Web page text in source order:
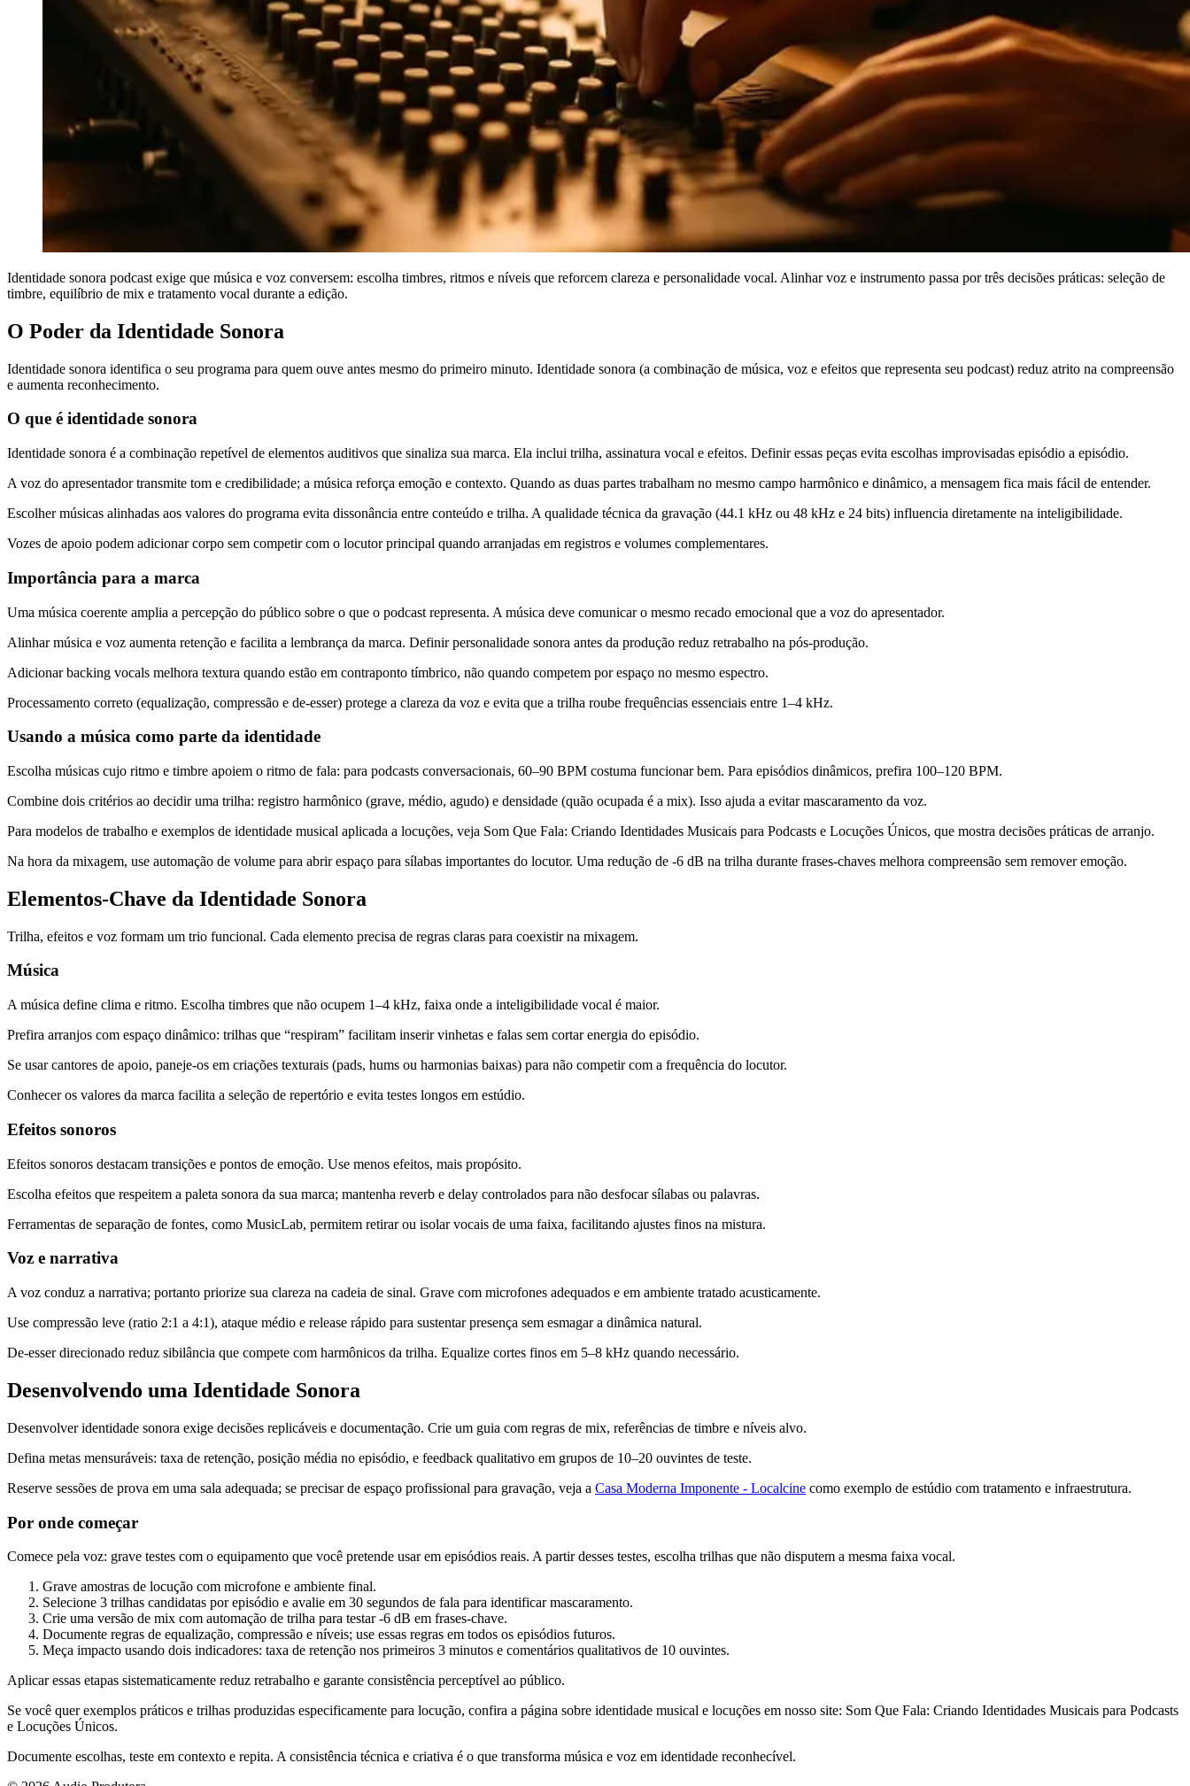
Identidade sonora podcast exige que música e voz conversem: escolha timbres, ritmos e níveis que reforcem clareza e personalidade vocal. Alinhar voz e instrumento passa por três decisões práticas: seleção de
timbre, equilíbrio de mix e tratamento vocal durante a edição.
O Poder da Identidade Sonora
Identidade sonora identifica o seu programa para quem ouve antes mesmo do primeiro minuto. Identidade sonora (a combinação de música, voz e efeitos que representa seu podcast) reduz atrito na compreensão
e aumenta reconhecimento.
O que é identidade sonora
Identidade sonora é a combinação repetível de elementos auditivos que sinaliza sua marca. Ela inclui trilha, assinatura vocal e efeitos. Definir essas peças evita escolhas improvisadas episódio a episódio.
A voz do apresentador transmite tom e credibilidade; a música reforça emoção e contexto. Quando as duas partes trabalham no mesmo campo harmônico e dinâmico, a mensagem fica mais fácil de entender.
Escolher músicas alinhadas aos valores do programa evita dissonância entre conteúdo e trilha. A qualidade técnica da gravação (44.1 kHz ou 48 kHz e 24 bits) influencia diretamente na inteligibilidade.
Vozes de apoio podem adicionar corpo sem competir com o locutor principal quando arranjadas em registros e volumes complementares.
Importância para a marca
Uma música coerente amplia a percepção do público sobre o que o podcast representa. A música deve comunicar o mesmo recado emocional que a voz do apresentador.
Alinhar música e voz aumenta retenção e facilita a lembrança da marca. Definir personalidade sonora antes da produção reduz retrabalho na pós‑produção.
Adicionar backing vocals melhora textura quando estão em contraponto tímbrico, não quando competem por espaço no mesmo espectro.
Processamento correto (equalização, compressão e de‑esser) protege a clareza da voz e evita que a trilha roube frequências essenciais entre 1–4 kHz.
Usando a música como parte da identidade
Escolha músicas cujo ritmo e timbre apoiem o ritmo de fala: para podcasts conversacionais, 60–90 BPM costuma funcionar bem. Para episódios dinâmicos, prefira 100–120 BPM.
Combine dois critérios ao decidir uma trilha: registro harmônico (grave, médio, agudo) e densidade (quão ocupada é a mix). Isso ajuda a evitar mascaramento da voz.
Para modelos de trabalho e exemplos de identidade musical aplicada a locuções, veja Som Que Fala: Criando Identidades Musicais para Podcasts e Locuções Únicos, que mostra decisões práticas de arranjo.
Na hora da mixagem, use automação de volume para abrir espaço para sílabas importantes do locutor. Uma redução de -6 dB na trilha durante frases-chaves melhora compreensão sem remover emoção.
Elementos-Chave da Identidade Sonora
Trilha, efeitos e voz formam um trio funcional. Cada elemento precisa de regras claras para coexistir na mixagem.
Música
A música define clima e ritmo. Escolha timbres que não ocupem 1–4 kHz, faixa onde a inteligibilidade vocal é maior.
Prefira arranjos com espaço dinâmico: trilhas que “respiram” facilitam inserir vinhetas e falas sem cortar energia do episódio.
Se usar cantores de apoio, paneje-os em criações texturais (pads, hums ou harmonias baixas) para não competir com a frequência do locutor.
Conhecer os valores da marca facilita a seleção de repertório e evita testes longos em estúdio.
Efeitos sonoros
Efeitos sonoros destacam transições e pontos de emoção. Use menos efeitos, mais propósito.
Escolha efeitos que respeitem a paleta sonora da sua marca; mantenha reverb e delay controlados para não desfocar sílabas ou palavras.
Ferramentas de separação de fontes, como MusicLab, permitem retirar ou isolar vocais de uma faixa, facilitando ajustes finos na mistura.
Voz e narrativa
A voz conduz a narrativa; portanto priorize sua clareza na cadeia de sinal. Grave com microfones adequados e em ambiente tratado acusticamente.
Use compressão leve (ratio 2:1 a 4:1), ataque médio e release rápido para sustentar presença sem esmagar a dinâmica natural.
De‑esser direcionado reduz sibilância que compete com harmônicos da trilha. Equalize cortes finos em 5–8 kHz quando necessário.
Desenvolvendo uma Identidade Sonora
Desenvolver identidade sonora exige decisões replicáveis e documentação. Crie um guia com regras de mix, referências de timbre e níveis alvo.
Defina metas mensuráveis: taxa de retenção, posição média no episódio, e feedback qualitativo em grupos de 10–20 ouvintes de teste.
Reserve sessões de prova em uma sala adequada; se precisar de espaço profissional para gravação, veja a Casa Moderna Imponente - Localcine como exemplo de estúdio com tratamento e infraestrutura.
Por onde começar
Comece pela voz: grave testes com o equipamento que você pretende usar em episódios reais. A partir desses testes, escolha trilhas que não disputem a mesma faixa vocal.
Grave amostras de locução com microfone e ambiente final.
Selecione 3 trilhas candidatas por episódio e avalie em 30 segundos de fala para identificar mascaramento.
Crie uma versão de mix com automação de trilha para testar -6 dB em frases‑chave.
Documente regras de equalização, compressão e níveis; use essas regras em todos os episódios futuros.
Meça impacto usando dois indicadores: taxa de retenção nos primeiros 3 minutos e comentários qualitativos de 10 ouvintes.
Aplicar essas etapas sistematicamente reduz retrabalho e garante consistência perceptível ao público.
Se você quer exemplos práticos e trilhas produzidas especificamente para locução, confira a página sobre identidade musical e locuções em nosso site: Som Que Fala: Criando Identidades Musicais para Podcasts
e Locuções Únicos.
Documente escolhas, teste em contexto e repita. A consistência técnica e criativa é o que transforma música e voz em identidade reconhecível.